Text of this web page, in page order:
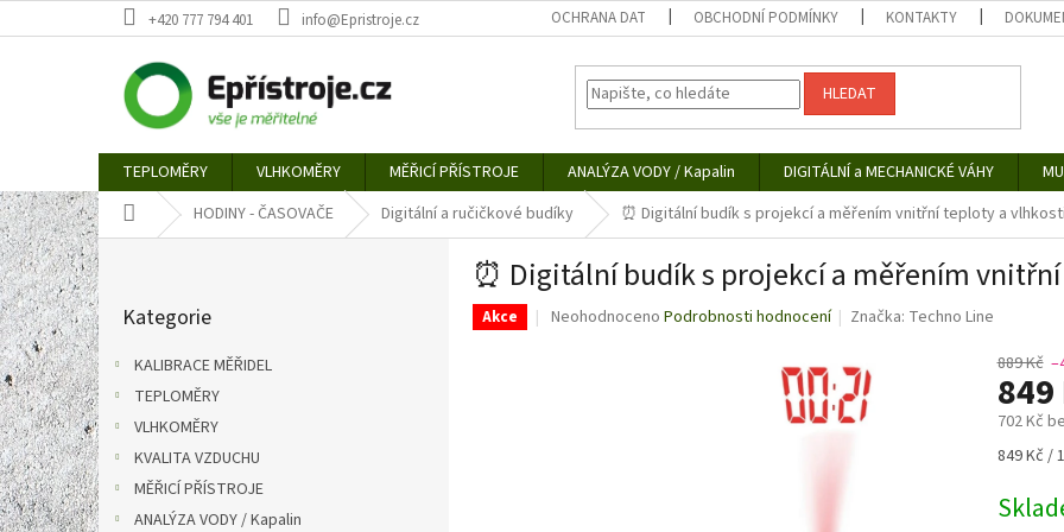
na
+420 777 794 401 info@Epristroje.cz OCHRANA DAT OBCHODNÍ PODMÍNKY KONTAKTY
HLEDAT
TEPLOMĚRY VLHKOMĚRY MĚŘICÍ PŘÍSTROJE ANALÝZA VODY / Kapalin DIGITÁLNÍ a MECHANICKÉ VÁHY
Domů HODINY - ČASOVAČE Digitální a ručičkové budíky ⏰ Digitální budík s projekcí a měřením vnitřní teploty a
P
o
s
t
r
a
n
n
í
p
a
kategorie
Kategorie
KALIBRACE MĚŘIDEL
TEPLOMĚRY
VLHKOMĚRY
KVALITA VZDUCHU
MĚŘICÍ PŘÍSTROJE
ANALÝZA VODY / Kapalin
⏰ Digitální budík s projekcí a měřením
Akce
Průměrné
Neohodnoceno Podrobnosti hodnocení Značka: Techno Line
889 Kč
849
702 Kč
Měrná
849 Kč /